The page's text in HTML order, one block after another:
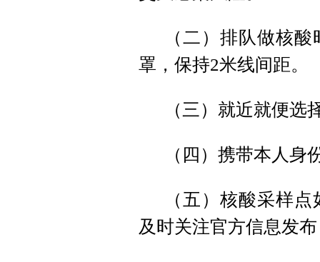
（二）排队做核
罩，保持2米线间距。
（三）就近就便选
（四）携带本人身
（五）核酸采样
及时关注官方信息发